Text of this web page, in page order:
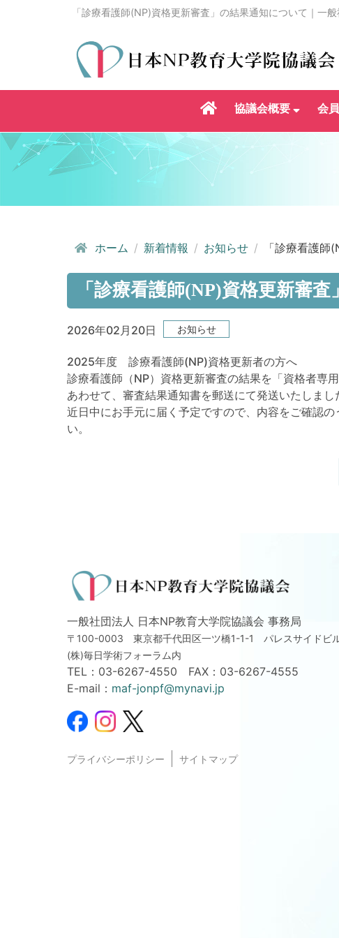
「診療看護師(NP)資格更新審査」の結果通知について｜一
協議会概要 会
ホーム 新着情報 お知らせ 「診療看護師
「診療看護師(NP)資格更新審
2026年02月20日 お知らせ
2025年度 診療看護師(NP)資格更新者の方へ
診療看護師（NP）資格更新審査の結果を「資格者専
あわせて、審査結果通知書を郵送にて発送いたしまし
近日中にお手元に届く予定ですので、内容をご確認
い。
一般社団法人 日本NP教育大学院協議会 事務局
〒100-0003 東京都千代田区一ツ橋1-1-1 パレスサイドビ
(株)毎日学術フォーラム内
TEL： 03-6267-4550 FAX：03-6267-4555
E-mail： maf-jonpf@mynavi.jp
プライバシーポリシー サイトマップ